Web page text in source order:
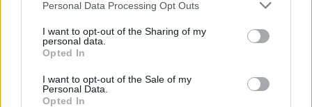
Personal Data Processing Opt Outs
I want to opt-out of the Sharing of my
personal data.
Opted In
I want to opt-out of the Sale of my
Personal Data.
Opted In